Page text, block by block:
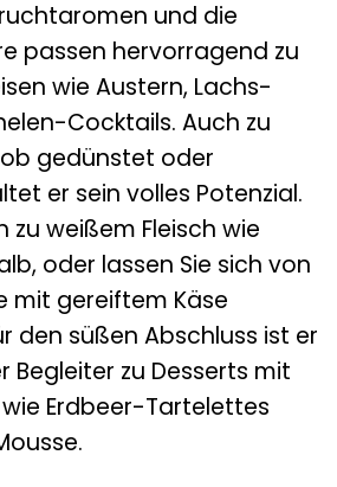
und die
passen hervorragend zu
wie Austern, Lachs-
Cocktails. Auch zu
gedünstet oder
er sein volles Potenzial.
zu weißem Fleisch wie
oder lassen Sie sich von
mit gereiftem Käse
den süßen Abschluss ist er
Begleiter zu Desserts mit
Erdbeer-Tartelettes